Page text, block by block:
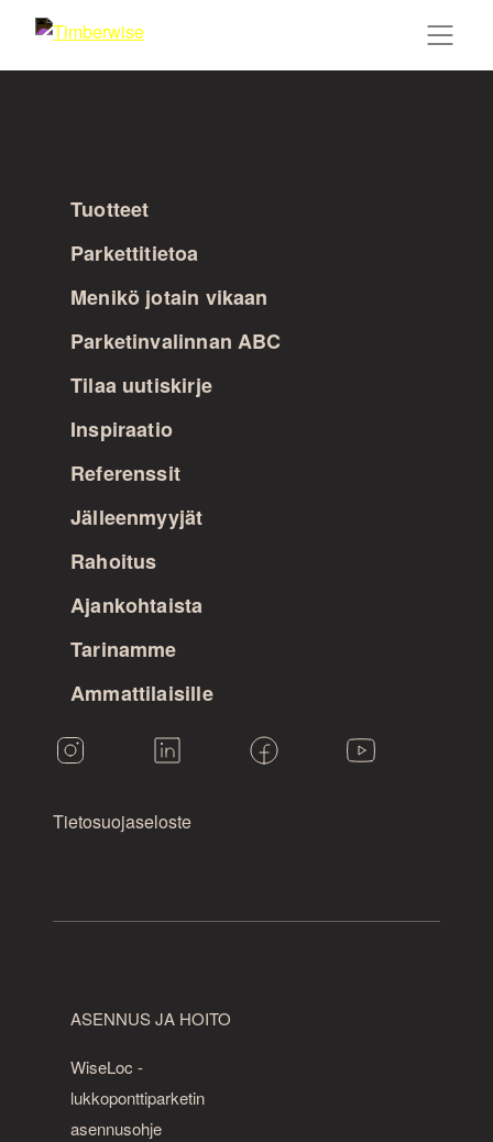
Siirry
sisältöön
Tuotteet
Parkettitietoa
Menikö jotain vikaan
Parketinvalinnan ABC
Tilaa uutiskirje
Inspiraatio
Referenssit
Jälleenmyyjät
Rahoitus
Ajankohtaista
Tarinamme
Ammattilaisille
Tietosuojaseloste
ASENNUS JA HOITO
WiseLoc -
lukkoponttiparketin
asennusohje